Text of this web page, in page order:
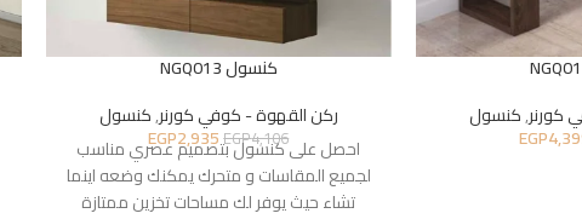
كورنر,كنسول
EGP
كنسول NGQ013
ركن القهوة - كوفي كورنر,كنسول
EGP4,106
EGP2,935
احصل على كنسول بتصميم عصري مناسب
لجميع المقاسات و متحرك يمكنك وضعه اينما
تشاء حيث يوفر لك مساحات تخزين ممتازة